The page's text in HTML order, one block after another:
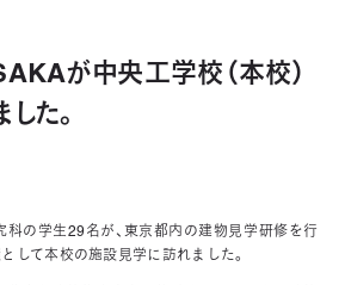
が中央工学校（本校）
た。
の学生29名が、東京都内の建物見学研修を行
して本校の施設見学に訪れました。